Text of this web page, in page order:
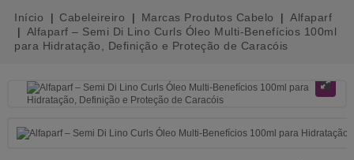
Início Cabeleireiro Marcas Produtos Cabelo
Alfaparf
Alfaparf – Semi Di Lino Curls Óleo Multi-Benefícios 100ml
para Hidratação, Definição e Proteção de Caracóis